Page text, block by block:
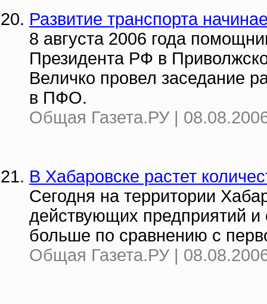
Развитие транспорта
8 августа 2006 года
Президента РФ в
Величко провел заседание
в ПФО.
Общая Газета.РУ |
В Хабаровске растет
Сегодня на территории
действующих предприятий и
больше по сравнению с
Общая Газета.РУ |